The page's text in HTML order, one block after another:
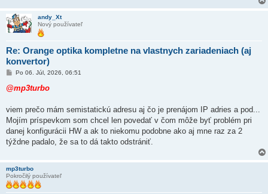
k
andy_Xt
Nový používateľ
Re: Orange optika kompletne na vlastnych zariadeniach (aj
konvertor)
P
í
e
o
k
Po 06. Júl, 2026, 06:51
@mp3turbo
viem prečo mám semistatickú adresu aj čo je prenájom IP adries a pod...
Mojím príspevkom som chcel len povedať v čom môže byť problém pri
danej konfigurácii HW a ak to niekomu podobne ako aj mne raz za 2
týždne padalo, že sa to dá takto odstrániť.
mp3turbo
Pokročilý používateľ